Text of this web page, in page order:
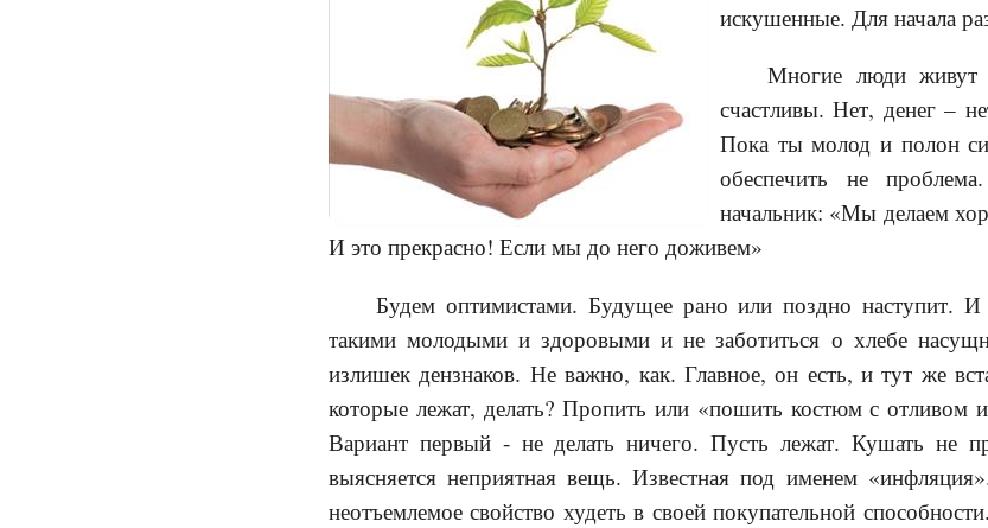
искушенные. Для начала
Многие люди живут
счастливы. Нет, денег –
Пока ты молод и полон
обеспечить не
начальник: «Мы делаем
И это прекрасно! Если мы до него доживем»
Будем оптимистами. Будущее рано или поздно
такими молодыми и здоровыми и не заботиться о хлебе
излишек дензнаков. Не важно, как. Главное, он есть, и тут же
которые лежат, делать? Пропить или «пошить костюм с отливом
Вариант первый - не делать ничего. Пусть лежат. Кушать не
выясняется неприятная вещь. Известная под именем
неотъемлемое свойство худеть в своей покупательной